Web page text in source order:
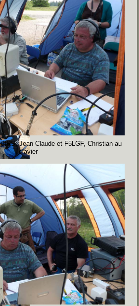
Jean Claude et F5LGF, Christian au
clavier